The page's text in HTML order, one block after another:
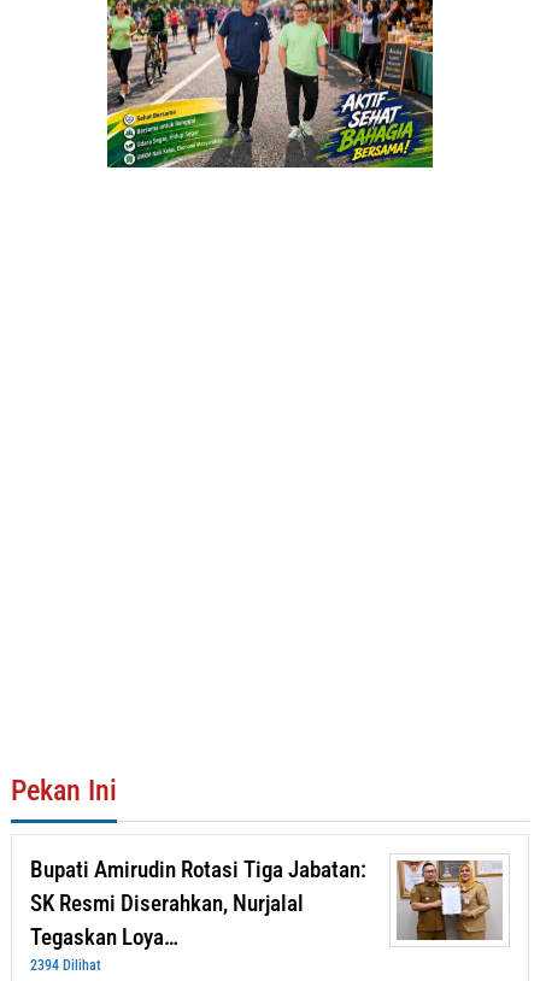
Pekan Ini
Bupati Amirudin Rotasi Tiga Jabatan:
SK Resmi Diserahkan, Nurjalal
Tegaskan Loya…
2394 Dilihat